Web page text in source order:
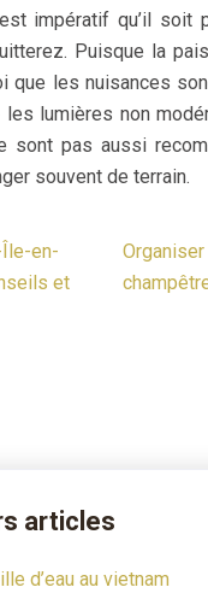
impératif qu’il soit
Puisque la
que les nuisances
lumières non
sont pas aussi
souvent de terrain.
en-
et
articles
d’eau au vietnam